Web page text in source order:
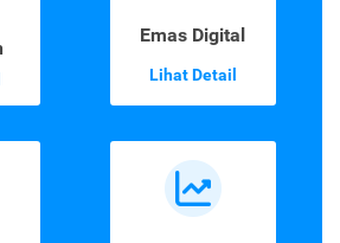
Emas Digital
Lihat Detail